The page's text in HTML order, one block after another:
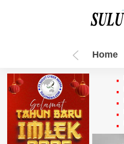
Home